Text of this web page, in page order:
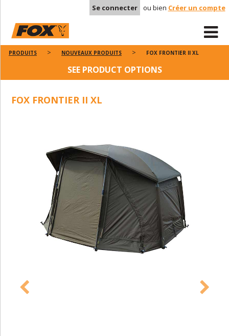
Se connecter ou bien Créer un compte
PRODUITS NOUVEAUX PRODUITS FOX FRONTIER II XL
SEE PRODUCT OPTIONS
FOX FRONTIER II XL